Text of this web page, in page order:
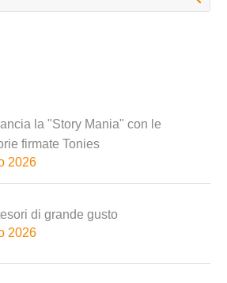
la "Story Mania" con le
firmate Tonies
2026
di grande gusto
2026